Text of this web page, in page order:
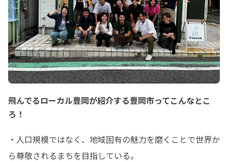
飛んでるローカル豊岡が紹介する豊岡市ってこんなとこ
ろ！
・人口規模ではなく、地域固有の魅力を磨くことで世界か
ら尊敬されるまちを目指している。